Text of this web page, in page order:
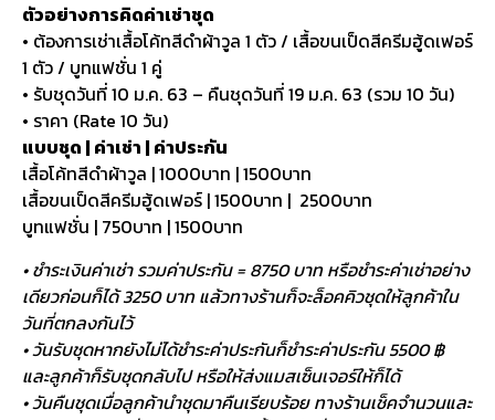
ตัวอย่างการคิดค่าเช่าชุด
• ต้องการเช่าเสื้อโค้ทสีดำผ้าวูล 1 ตัว / เสื้อขนเป็ดสีครีมฮู้ดเฟอร์
1 ตัว / บูทแฟชั่น 1 คู่
• รับชุดวันที่ 10 ม.ค. 63 – คืนชุดวันที่ 19 ม.ค. 63 (รวม 10 วัน)
• ราคา (Rate 10 วัน)
แบบชุด | ค่าเช่า | ค่าประกัน
เสื้อโค้ทสีดำผ้าวูล | 1000บาท | 1500บาท
เสื้อขนเป็ดสีครีมฮู้ดเฟอร์ | 1500บาท | 2500บาท
บูทแฟชั่น | 750บาท | 1500บาท
• ชำระเงินค่าเช่า รวมค่าประกัน = 8750 บาท หรือชำระค่าเช่าอย่าง
เดียวก่อนก็ได้ 3250 บาท แล้วทางร้านก็จะล็อคคิวชุดให้ลูกค้าใน
วันที่ตกลงกันไว้
• วันรับชุดหากยังไม่ได้ชำระค่าประกันก็ชำระค่าประกัน 5500 ฿
และลูกค้าก็รับชุดกลับไป หรือให้ส่งแมสเซ็นเจอร์ให้ก็ได้
• วันคืนชุดเมื่อลูกค้านำชุดมาคืนเรียบร้อย ทางร้านเช็คจำนวนและ